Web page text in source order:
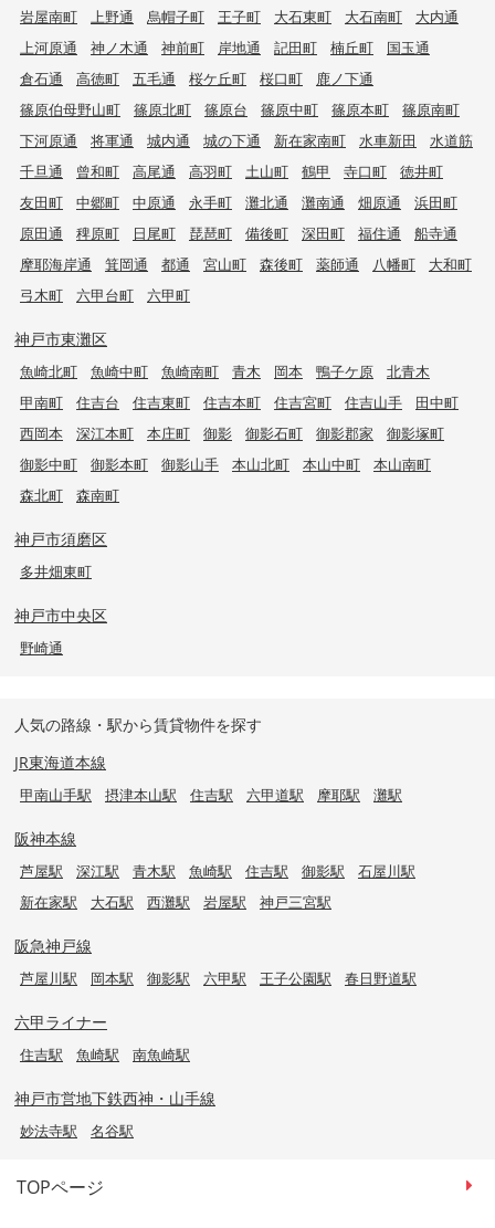
岩屋南町
上野通 烏帽子町 王子町 大石東町 大石南町
大内通
上河原通
神ノ木通 神前町 岸地通 記田町 楠丘町
国玉通
倉石通
高徳町 五毛通 桜ケ丘町 桜口町
鹿ノ下通
篠原伯母野山町
篠原北町 篠原台 篠原中町 篠原本町
篠原南町
下河原通
将軍通 城内通 城の下通 新在家南町 水車新田
水道筋
千旦通
曾和町 高尾通 高羽町 土山町 鶴甲 寺口町
徳井町
友田町
中郷町 中原通 永手町 灘北通 灘南通 畑原通
浜田町
原田通
稗原町 日尾町 琵琶町 備後町 深田町 福住通
船寺通
摩耶海岸通
箕岡通 都通 宮山町 森後町 薬師通 八幡町
大和町
弓木町
六甲台町 六甲町
神戸市東灘区
魚崎北町 魚崎中町 魚崎南町 青木 岡本 鴨子ケ原
北青木
甲南町
住吉台 住吉東町 住吉本町 住吉宮町 住吉山手
田中町
西岡本
深江本町 本庄町 御影 御影石町 御影郡家
御影塚町
御影中町
御影本町 御影山手 本山北町 本山中町
本山南町
森北町
森南町
神戸市須磨区
多井畑東町
神戸市中央区
野崎通
人気の路線・駅から賃貸物件を探す
JR東海道本線
甲南山手駅 摂津本山駅 住吉駅 六甲道駅 摩耶駅 灘駅
阪神本線
芦屋駅 深江駅 青木駅 魚崎駅 住吉駅 御影駅
石屋川駅
新在家駅
大石駅 西灘駅 岩屋駅 神戸三宮駅
阪急神戸線
芦屋川駅 岡本駅 御影駅 六甲駅 王子公園駅 春日野道駅
六甲ライナー
住吉駅 魚崎駅 南魚崎駅
神戸市営地下鉄西神・山手線
妙法寺駅 名谷駅
TOPページ